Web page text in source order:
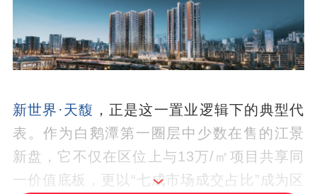
新世界·天馥 ，正是这一置业逻辑下的典型代
表。作为白鹅潭第一圈层中少数在售的江景
新盘，它不仅在区位上与13万/㎡项目共享同
一价值底板，更以“七成市场成交占比”成为区